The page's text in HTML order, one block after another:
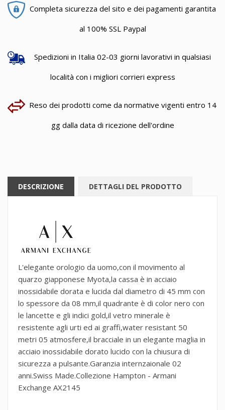
Completa sicurezza del sito e dei pagamenti garantita
al 100% SSL Paypal
Spedizioni in Italia 02-03 giorni lavorativi in qualsiasi
località con i migliori corrieri express
Reso dei prodotti come da normative vigenti entro 14
gg dalla data di ricezione dell'ordine
DESCRIZIONE DETTAGLI DEL PRODOTTO
L'elegante orologio da uomo,con il movimento al
quarzo giapponese Myota,la cassa è in acciaio
inossidabile dorata e lucida dal diametro di 45 mm con
lo spessore da 08 mm,il quadrante è di color nero con
le lancette e gli indici gold,il vetro minerale è
resistente agli urti ed ai graffi,water resistant 50
metri 05 atmosfere,il bracciale in un elegante maglia in
acciaio inossidabile dorato lucido con la chiusura di
sicurezza a pulsante.Garanzia internzaionale 02
anni.Swiss Made.Collezione Hampton - Armani
Exchange AX2145